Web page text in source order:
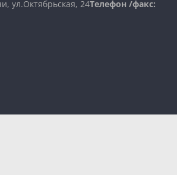
ул.Октябрьская, 24Телефон /факс: